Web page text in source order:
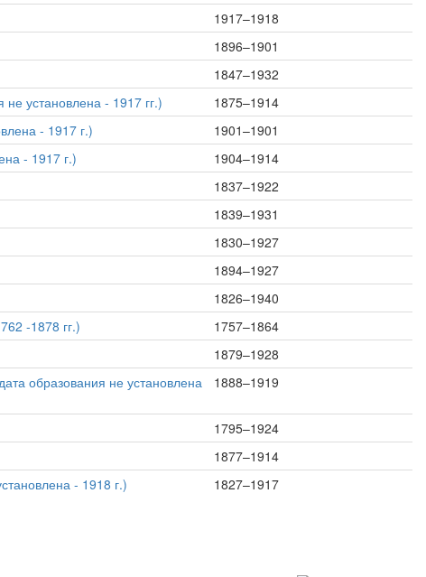
1917–1918
1896–1901
1847–1932
установлена - 1917 гг.)
1875–1914
- 1917 г.)
1901–1901
- 1917 г.)
1904–1914
1837–1922
1839–1931
1830–1927
1894–1927
1826–1940
-1878 гг.)
1757–1864
1879–1928
образования не установлена
1888–1919
1795–1924
1877–1914
- 1918 г.) 1827–1917